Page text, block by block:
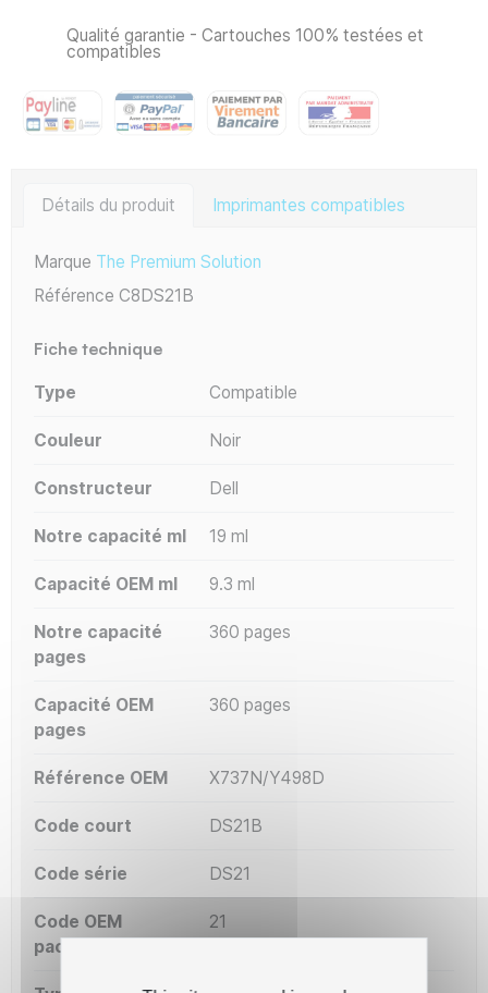
Qualité garantie - Cartouches 100% testées et
compatibles
Détails du produit Imprimantes compatibles
Marque The Premium Solution
Référence C8DS21B
Fiche technique
Type Compatible
Couleur Noir
Constructeur Dell
Notre capacité ml 19 ml
Capacité OEM ml 9.3 ml
Notre capacité
pages
360 pages
Capacité OEM
pages
360 pages
Référence OEM X737N/Y498D
Code court DS21B
Code série DS21
Code OEM
packaging
21